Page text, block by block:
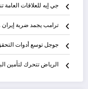
جي إيه للعلاقات العامة
ترامب يجمد ضربة
جوجل توسع أدوات
الرياض تتحرك لتأمين